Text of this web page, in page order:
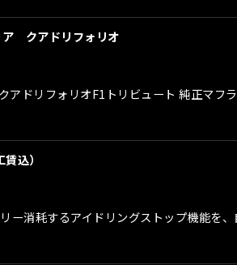
クアドリフォリオ
リフォリオF1トリビュート 純正マフ
込）
消耗するアイドリングストップ機能を